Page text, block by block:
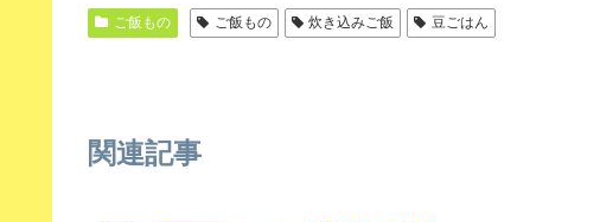
ご飯もの ご飯もの 炊き込みご飯 豆ごはん
関連記事